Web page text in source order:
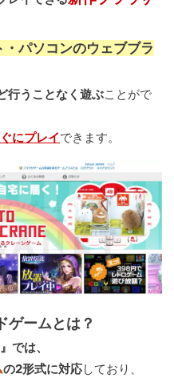
パソコンのウェブブラ
行うことなく遊ぶことがで
にプレイできます。
ームとは？
では、
の2形式に対応しており、